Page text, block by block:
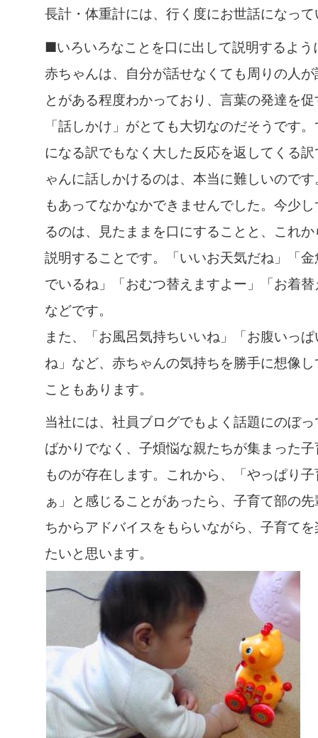
長計・体重計には、行く度にお世話になっ
■いろいろなことを口に出して説明するよう
赤ちゃんは、自分が話せなくても周りの人
とがある程度わかっており、言葉の発達を
「話しかけ」がとても大切なのだそうです
になる訳でもなく大した反応を返してくる
ゃんに話しかけるのは、本当に難しいので
もあってなかなかできませんでした。今少
るのは、見たままを口にすることと、これ
説明することです。「いいお天気だね」「
でいるね」「おむつ替えますよー」「お着
などです。
また、「お風呂気持ちいいね」「お腹いっ
ね」など、赤ちゃんの気持ちを勝手に想像
こともあります。
当社には、社員ブログでもよく話題にのぼ
ばかりでなく、子煩悩な親たちが集まった
ものが存在します。これから、「やっぱり
ぁ」と感じることがあったら、子育て部の
ちからアドバイスをもらいながら、子育て
たいと思います。